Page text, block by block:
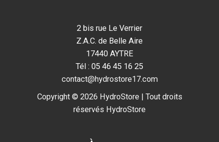
2 bis rue Le Verrier
Z.A.C. de Belle Aire
17440 AYTRE
Tél : 05 46 45 16 25
contact@hydrostore17.com
Copyright © 2026 HydroStore | Tout droits
réservés HydroStore